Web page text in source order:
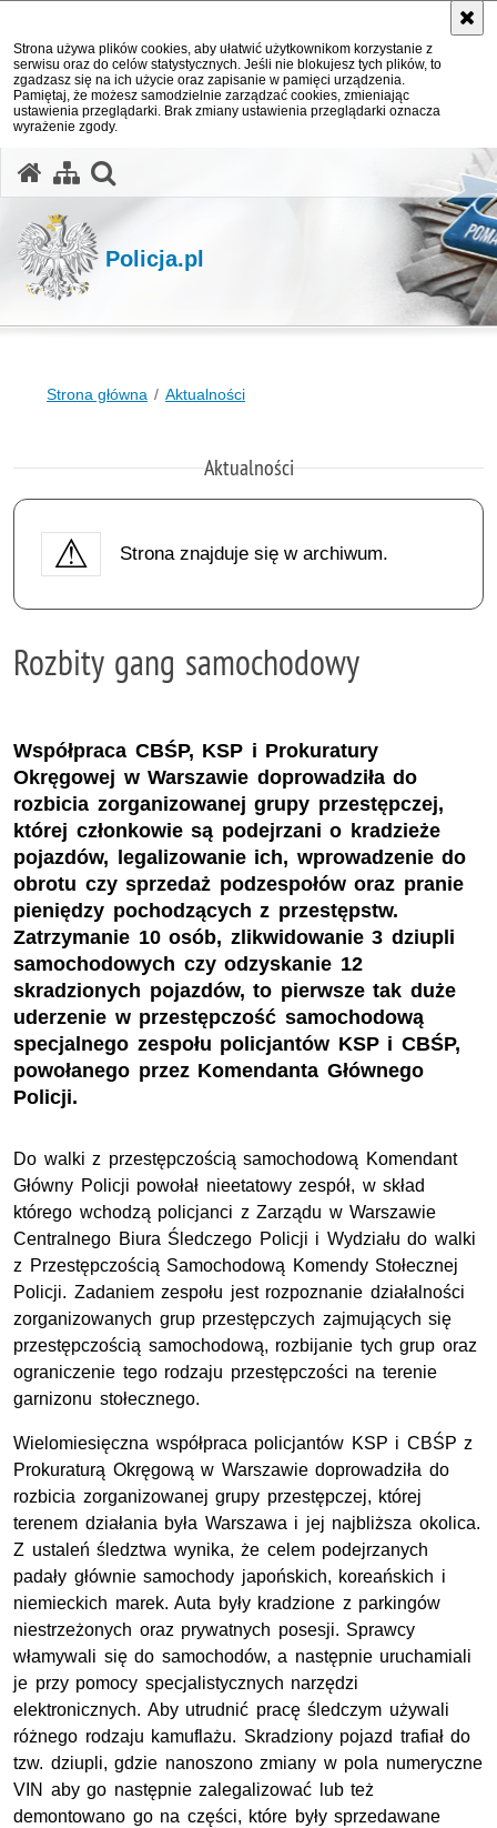
Strona używa plików cookies, aby ułatwić użytkownikom korzystanie z
serwisu oraz do celów statystycznych. Jeśli nie blokujesz tych plików, to
zgadzasz się na ich użycie oraz zapisanie w pamięci urządzenia.
Pamiętaj, że możesz samodzielnie zarządzać cookies, zmieniając
ustawienia przeglądarki. Brak zmiany ustawienia przeglądarki oznacza
wyrażenie zgody.
Policja.pl
Strona główna Aktualności
Aktualności
Strona znajduje się w archiwum.
Rozbity gang samochodowy
Współpraca CBŚP, KSP i Prokuratury
Okręgowej w Warszawie doprowadziła do
rozbicia zorganizowanej grupy przestępczej,
której członkowie są podejrzani o kradzieże
pojazdów, legalizowanie ich, wprowadzenie do
obrotu czy sprzedaż podzespołów oraz pranie
pieniędzy pochodzących z przestępstw.
Zatrzymanie 10 osób, zlikwidowanie 3 dziupli
samochodowych czy odzyskanie 12
skradzionych pojazdów, to pierwsze tak duże
uderzenie w przestępczość samochodową
specjalnego zespołu policjantów KSP i CBŚP,
powołanego przez Komendanta Głównego
Policji.
Do walki z przestępczością samochodową Komendant
Główny Policji powołał nieetatowy zespół, w skład
którego wchodzą policjanci z Zarządu w Warszawie
Centralnego Biura Śledczego Policji i Wydziału do walki
z Przestępczością Samochodową Komendy Stołecznej
Policji. Zadaniem zespołu jest rozpoznanie działalności
zorganizowanych grup przestępczych zajmujących się
przestępczością samochodową, rozbijanie tych grup oraz
ograniczenie tego rodzaju przestępczości na terenie
garnizonu stołecznego.
Wielomiesięczna współpraca policjantów KSP i CBŚP z
Prokuraturą Okręgową w Warszawie doprowadziła do
rozbicia zorganizowanej grupy przestępczej, której
terenem działania była Warszawa i jej najbliższa okolica.
Z ustaleń śledztwa wynika, że celem podejrzanych
padały głównie samochody japońskich, koreańskich i
niemieckich marek. Auta były kradzione z parkingów
niestrzeżonych oraz prywatnych posesji. Sprawcy
włamywali się do samochodów, a następnie uruchamiali
je przy pomocy specjalistycznych narzędzi
elektronicznych. Aby utrudnić pracę śledczym używali
różnego rodzaju kamuflażu. Skradziony pojazd trafiał do
tzw. dziupli, gdzie nanoszono zmiany w pola numeryczne
VIN aby go następnie zalegalizować lub też
demontowano go na części, które były sprzedawane